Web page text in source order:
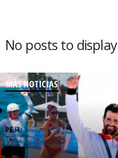
No posts to display
MÁS NOTICIAS